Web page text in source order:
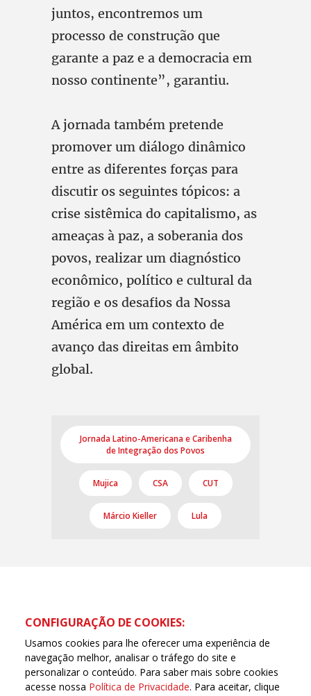
juntos, encontremos um
processo de construção que
garante a paz e a democracia em
nosso continente”, garantiu.
A jornada também pretende
promover um diálogo dinâmico
entre as diferentes forças para
discutir os seguintes tópicos: a
crise sistêmica do capitalismo, as
ameaças à paz, a soberania dos
povos, realizar um diagnóstico
econômico, político e cultural da
região e os desafios da Nossa
América em um contexto de
avanço das direitas em âmbito
global.
Jornada Latino-Americana e Caribenha
de Integração dos Povos
Mujica CSA CUT
Márcio Kieller Lula
CONFIGURAÇÃO DE COOKIES:
Usamos cookies para lhe oferecer uma experiência de
navegação melhor, analisar o tráfego do site e
personalizar o conteúdo. Para saber mais sobre cookies
acesse nossa Política de Privacidade. Para aceitar, clique